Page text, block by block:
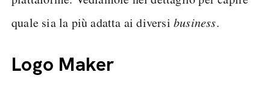
quale sia la più adatta ai diversi business.
Logo Maker